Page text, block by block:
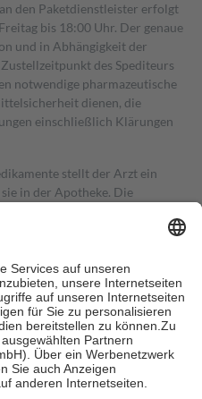
den Paketdienstleister erfolgt
bis 18:00 Uhr. Der genaue
und in Abhängigkeit der
des Spediteurs
notwendige pharmazeutische
dienen, die
einschließlich Klärungen
stellt der Arzt ein
in der Apotheke. Die
einen Teil davon als Zuzahlung
in Höhe von zehn
jedochfünf Euround
nie mehr als die tatsächlichen
für Online-Apotheken.
beträgt die
sowie zehn Euro je